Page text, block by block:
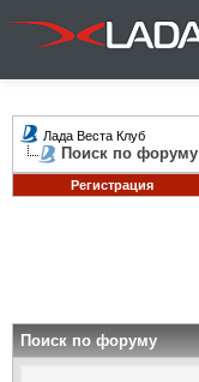
Лада Веста Клуб
Поиск по форуму
Регистрация
Поиск по форуму